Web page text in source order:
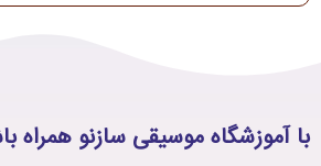
با آموزشگاه موسیقی سازنو همراه